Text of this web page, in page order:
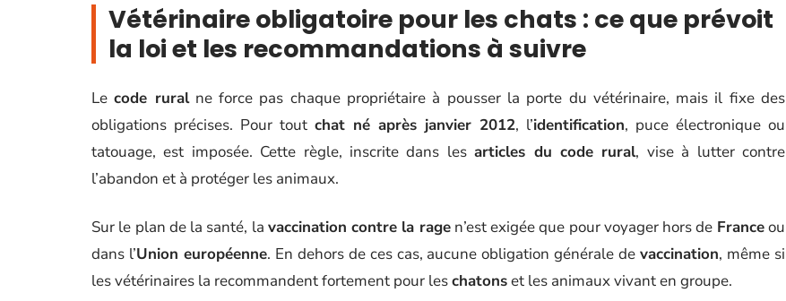
Vétérinaire obligatoire pour les chats : ce que prévoit
la loi et les recommandations à suivre
Lecode ruralne force pas chaque propriétaire à pousser la porte du vétérinaire, mais il fixe des
obligations précises. Pour tout chat né après janvier 2012, l’identification, puce électronique ou
tatouage, est imposée. Cette règle, inscrite dans lesarticles du code rural, vise à lutter contre
l’abandon et à protéger les animaux.
Sur le plan de la santé, la vaccination contre la ragen’est exigée que pour voyager hors de Franceou
dans l’Union européenne. En dehors de ces cas, aucune obligation générale devaccination, même si
les vétérinaires la recommandent fortement pour leschatonset les animaux vivant en groupe.